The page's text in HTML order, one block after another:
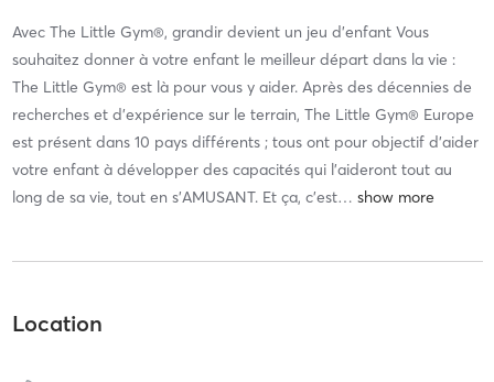
Avec The Little Gym®, grandir devient un jeu d'enfant Vous
souhaitez donner à votre enfant le meilleur départ dans la vie :
The Little Gym® est là pour vous y aider. Après des décennies de
recherches et d’expérience sur le terrain, The Little Gym® Europe
est présent dans 10 pays différents ; tous ont pour objectif d’aider
votre enfant à développer des capacités qui l’aideront tout au
long de sa vie, tout en s'AMUSANT. Et ça, c'est…
Location